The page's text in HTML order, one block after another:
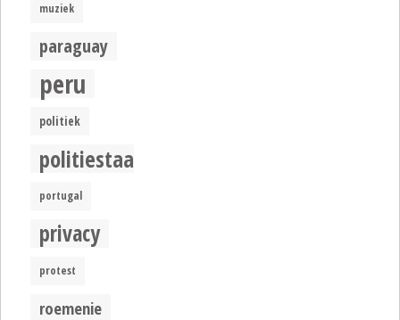
muziek
paraguay
peru
politiek
politiestaat
portugal
privacy
protest
roemenie